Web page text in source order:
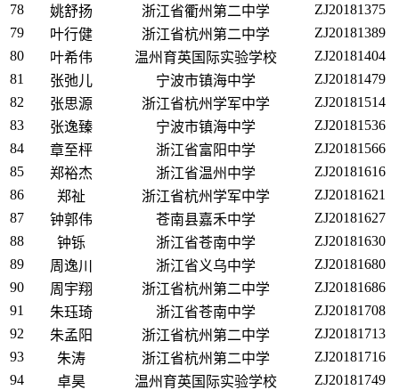
78
姚舒扬 浙江省衢州第二中学
ZJ20181375
79
叶行健 浙江省杭州第二中学
ZJ20181389
80
叶希伟 温州育英国际实验学校
ZJ20181404
81
张弛儿 宁波市镇海中学
ZJ20181479
82
张思源 浙江省杭州学军中学
ZJ20181514
83
张逸臻 宁波市镇海中学
ZJ20181536
84
章至枰 浙江省富阳中学
ZJ20181566
85
郑裕杰 浙江省温州中学
ZJ20181616
86
郑祉 浙江省杭州学军中学
ZJ20181621
87
钟郭伟 苍南县嘉禾中学
ZJ20181627
88
钟铄 浙江省苍南中学
ZJ20181630
89
周逸川 浙江省义乌中学
ZJ20181680
90
周宇翔 浙江省杭州第二中学
ZJ20181686
91
朱珏琦 浙江省苍南中学
ZJ20181708
92
朱孟阳 浙江省杭州第二中学
ZJ20181713
93
朱涛 浙江省杭州第二中学
ZJ20181716
94
卓昊 温州育英国际实验学校 ZJ20181749